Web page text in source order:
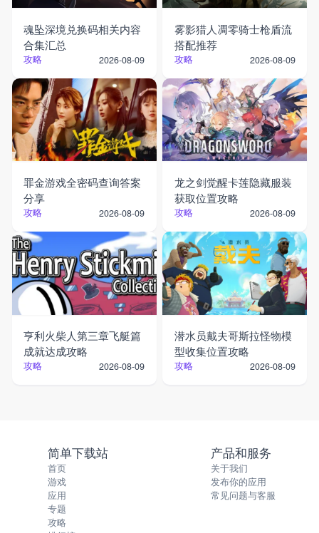
魂坠深境兑换码相关内容
合集汇总
攻略 2026-08-09
雾影猎人凋零骑士枪盾流
搭配推荐
攻略 2026-08-09
罪金游戏全密码查询答案
分享
攻略 2026-08-09
龙之剑觉醒卡莲隐藏服装
获取位置攻略
攻略 2026-08-09
亨利火柴人第三章飞艇篇
成就达成攻略
攻略 2026-08-09
潜水员戴夫哥斯拉怪物模
型收集位置攻略
攻略 2026-08-09
简单下载站
首页
游戏
应用
专题
攻略
产品和服务
关于我们
发布你的应用
常见问题与客服